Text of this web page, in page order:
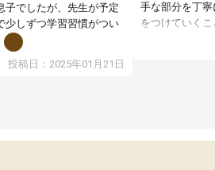
子でしたが、先生が予定
少しずつ学習習慣がつい
の受講ですが、指導が無
て勉強したり、LINEでわ
投稿日：2025年01月21日
手な部分を丁
をつけていく
期テストの成